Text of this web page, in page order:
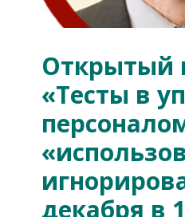
Открытый
«Тесты в
декабря в